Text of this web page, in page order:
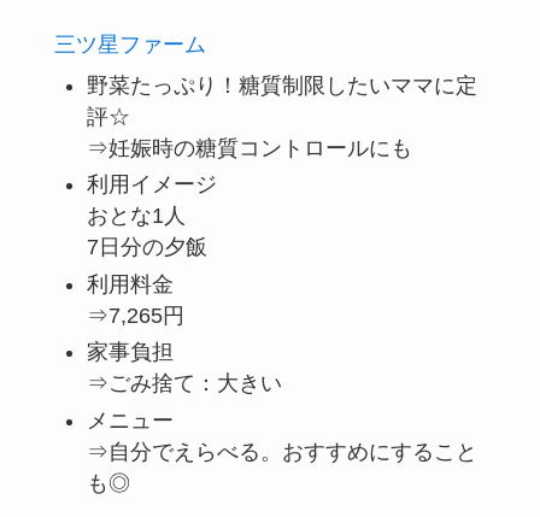
三ツ星ファーム
野菜たっぷり！糖質制限したいママに定
評☆
⇒妊娠時の糖質コントロールにも
利用イメージ
おとな1人
7日分の夕飯
利用料金
⇒7,265円
家事負担
⇒ごみ捨て：大きい
メニュー
⇒自分でえらべる。おすすめにすること
も◎